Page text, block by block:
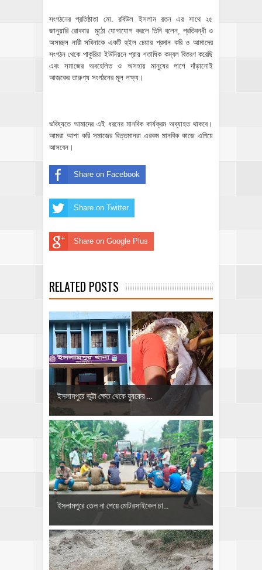
সংগঠনের প্রতিষ্ঠাতা মো. রবিউল ইসলাম রতন এর সাথে ২৫
জানুয়ারি রোববার মুঠো যোগাযোগ করলে তিনি বলেন, প্রতিবন্ধী ও
অসচ্ছল নারী সখিনাকে একটি হুইল চেয়ার প্রদান করি ও আমাদের
সংগঠন থেকে পাকুরিয়া ইউনিয়নে প্রায় শতাধিক কম্বল বিতরণ করেছি
এবং সমাজের অবহেলিত ও অসহায় মানুষের পাশে দাঁড়ানোই
আজকের তারুণ্য সংগঠনের মূল লক্ষ্য।
ভবিষ্যতে আমাদের এই ধরনের মানবিক কার্যক্রম অব্যাহত থাকবে।
আমরা আশা করি সমাজের বিত্তমানরা এরকম মানবিক কাজে এগিয়ে
আসবেন।
Share on Facebook
Share on Twitter
Share on Google Plus
RELATED POSTS
ইসলামপুরে ভুট্টা ক্ষেত থেকে যুবকের ...
ইসলামপুরে তেল না পেয়ে মোটরসাইকেল চা...